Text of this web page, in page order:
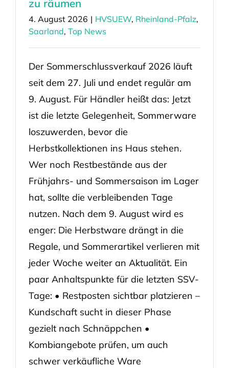
zu räumen
4. August 2026 | HVSUEW, Rheinland-Pfalz,
Saarland, Top News
Der Sommerschlussverkauf 2026 läuft
seit dem 27. Juli und endet regulär am
9. August. Für Händler heißt das: Jetzt
ist die letzte Gelegenheit, Sommerware
loszuwerden, bevor die
Herbstkollektionen ins Haus stehen.
Wer noch Restbestände aus der
Frühjahrs- und Sommersaison im Lager
hat, sollte die verbleibenden Tage
nutzen. Nach dem 9. August wird es
enger: Die Herbstware drängt in die
Regale, und Sommerartikel verlieren mit
jeder Woche weiter an Aktualität. Ein
paar Anhaltspunkte für die letzten SSV-
Tage: • Restposten sichtbar platzieren –
Kundschaft sucht in dieser Phase
gezielt nach Schnäppchen •
Kombiangebote prüfen, um auch
schwer verkäufliche Ware